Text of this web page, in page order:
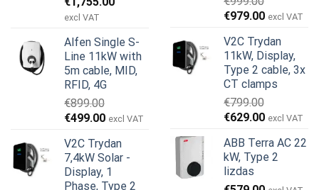
price
€1,950.00.€1,755.00.
excl VAT
Alfen Single S-
Line 11kW with
5m cable, MID,
RFID, 4G
€899.00
Original
was:
€899.00.
€499.00Current
is:
€499.00.
excl VAT
V2C Trydan
7,4kW Solar -
Display, 1
Phase, Type 2
Original
was:
€999.00.
€979.00Current
is:
€979.00.
excl VAT
V2C Trydan
11kW, Display,
Type 2 cable, 3x
CT clamps
€799.00
Original
was:
€799.00.
€629.00Current
is:
€629.00.
excl VAT
ABB Terra AC 22
kW, Type 2
lizdas